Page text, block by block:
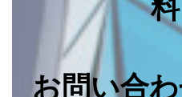
料
お問い合